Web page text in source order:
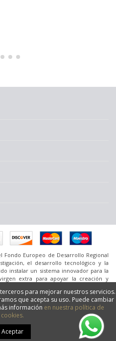
Añadir al carrito
Fondo Europeo de Desarrollo Regional
el desarrollo tecnológico y la
instalar un sistema innovador para la
extra para apoyar la creación y
InnoCámaras de la Cámara de
Ácula-Ventas de
Km.1 - 18131
Todos los derechos reservados.
para mejorar nuestros servicios.
que acepta su uso. Puede cambiar
información en nuestra política de
cookies.
Aceptar